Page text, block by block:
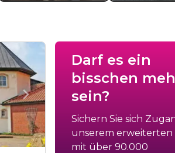
Darf es ein
bisschen
sein?
Sichern Sie sich
unserem erweiterten
mit über 90.000